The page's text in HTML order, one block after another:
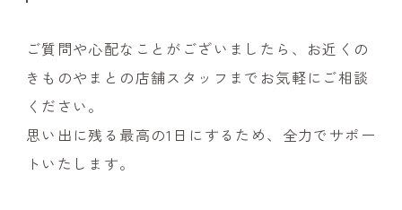
ご質問や心配なことがございましたら、お近くの
きものやまとの店舗スタッフまでお気軽にご相談
ください。
思い出に残る最高の1日にするため、全力でサポー
トいたします。